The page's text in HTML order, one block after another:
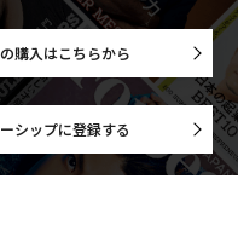
購入はこちらから
シップに登録する